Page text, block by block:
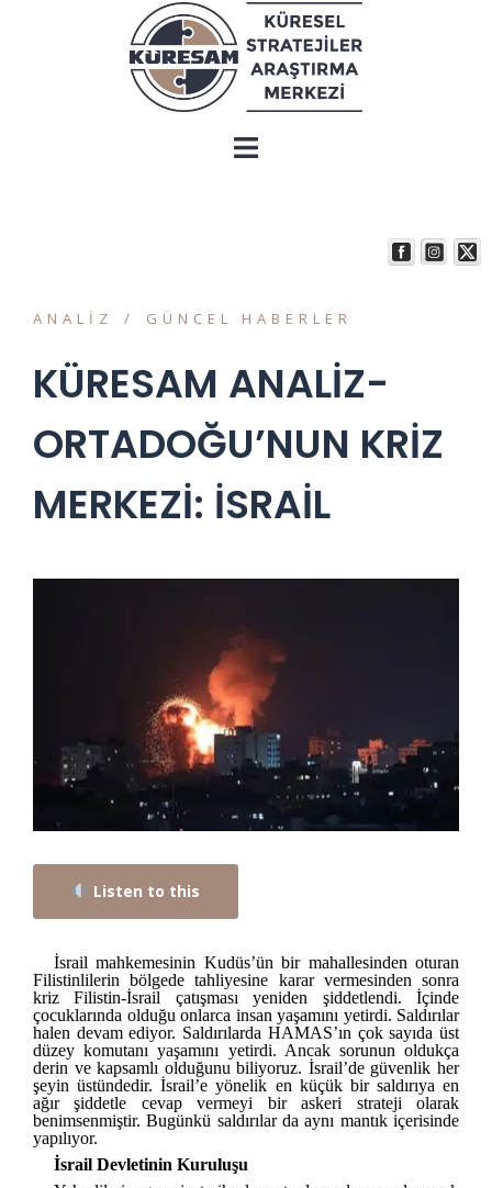
ANALIZ GÜNCEL HABERLER
KÜRESAM ANALİZ-
ORTADOĞU’NUN KRİZ
MERKEZİ: İSRAİL
Listen to this
İsrail mahkemesinin Kudüs’ün bir mahallesinden oturan
Filistinlilerin bölgede tahliyesine karar vermesinden sonra
kriz Filistin-İsrail çatışması yeniden şiddetlendi. İçinde
çocuklarında olduğu onlarca insan yaşamını yetirdi. Saldırılar
halen devam ediyor. Saldırılarda HAMAS’ın çok sayıda üst
düzey komutanı yaşamını yetirdi. Ancak sorunun oldukça
derin ve kapsamlı olduğunu biliyoruz. İsrail’de güvenlik her
şeyin üstündedir. İsrail’e yönelik en küçük bir saldırıya en
ağır şiddetle cevap vermeyi bir askeri strateji olarak
benimsenmiştir. Bugünkü saldırılar da aynı mantık içerisinde
yapılıyor.
İsrail Devletinin Kuruluşu